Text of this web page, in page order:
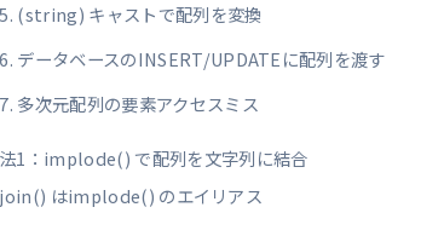
5. (string) キャストで配列を変換
6. データベースのINSERT/UPDATEに配列を渡す
7. 多次元配列の要素アクセスミス
1：implode() で配列を文字列に結合
join() はimplode() のエイリアス